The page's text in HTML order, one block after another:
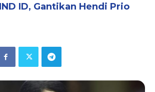
ID, Gantikan Hendi Prio